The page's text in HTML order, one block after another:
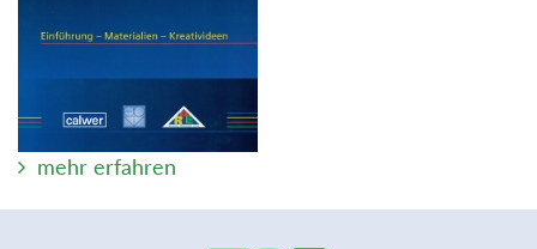
mehr erfahren